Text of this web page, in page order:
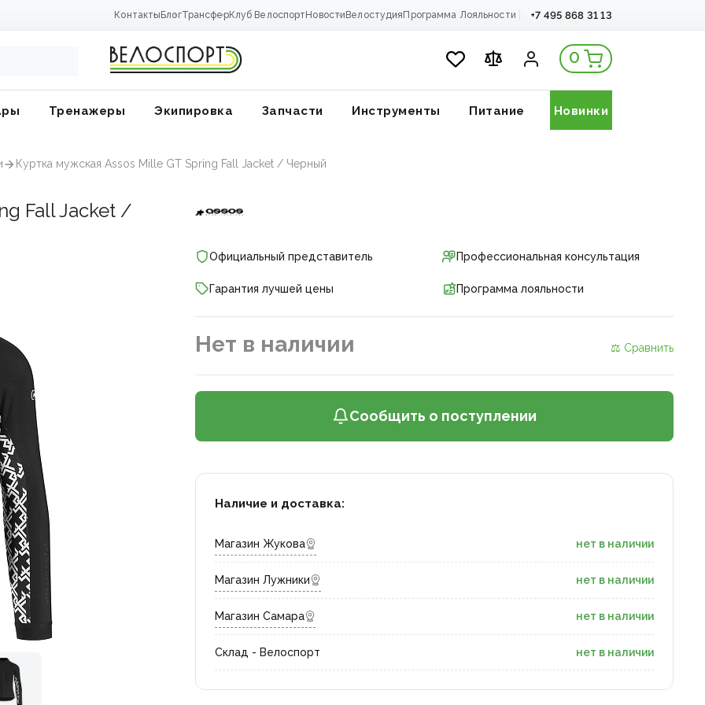
Контакты БлогТрансферКлуб Велоспорт Новости Велостудия Программа Лояльности +7 495 868 31 13
0
Тренажеры Экипировка Запчасти Инструменты Питание Новинки
Куртка мужская Assos Mille GT Spring Fall Jacket / Черный
Fall Jacket /
Официальный представитель Профессиональная консультация
Гарантия лучшей цены Программа лояльности
Нет в наличии ⚖ Сравнить
Сообщить о поступлении
Наличие и доставка:
Магазин Жукова нет в наличии
Магазин Лужники нет в наличии
Магазин Самара нет в наличии
Склад - Велоспорт нет в наличии